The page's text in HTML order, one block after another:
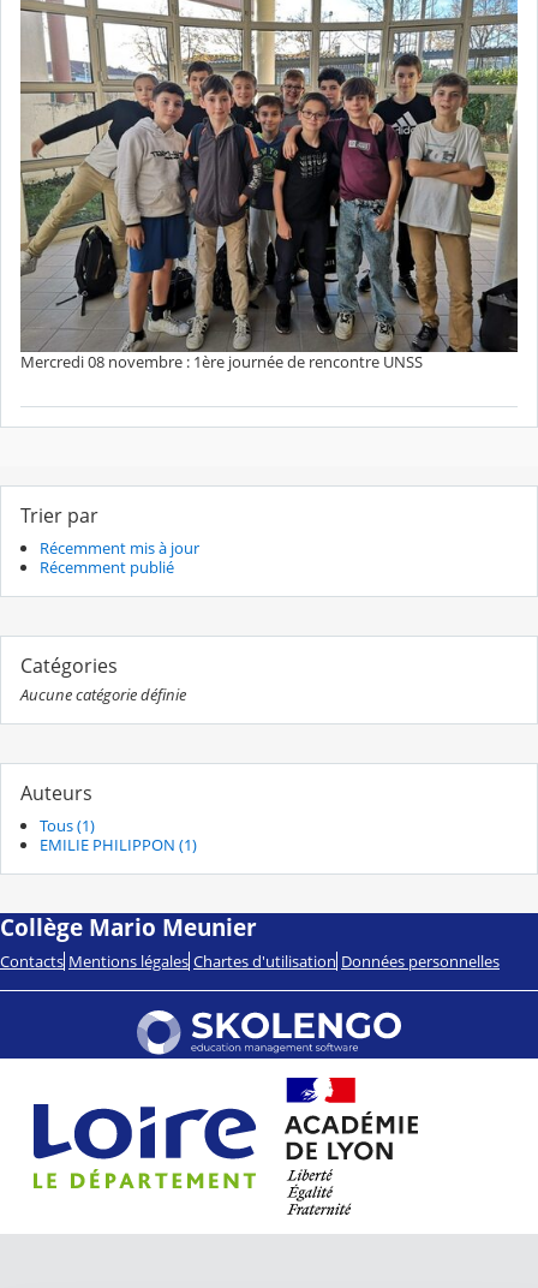
Mercredi 08 novembre : 1ère journée de rencontre UNSS
Trier par
Récemment mis à jour
Récemment publié
Catégories
Aucune catégorie définie
Auteurs
Tous (1)
EMILIE PHILIPPON (1)
Collège Mario Meunier
Contacts Mentions légales Chartes d'utilisation Données personnelles